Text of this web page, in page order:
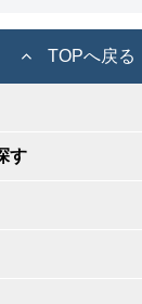
TOPへ戻る
す